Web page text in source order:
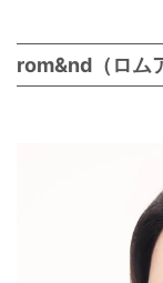
rom&nd（ロム